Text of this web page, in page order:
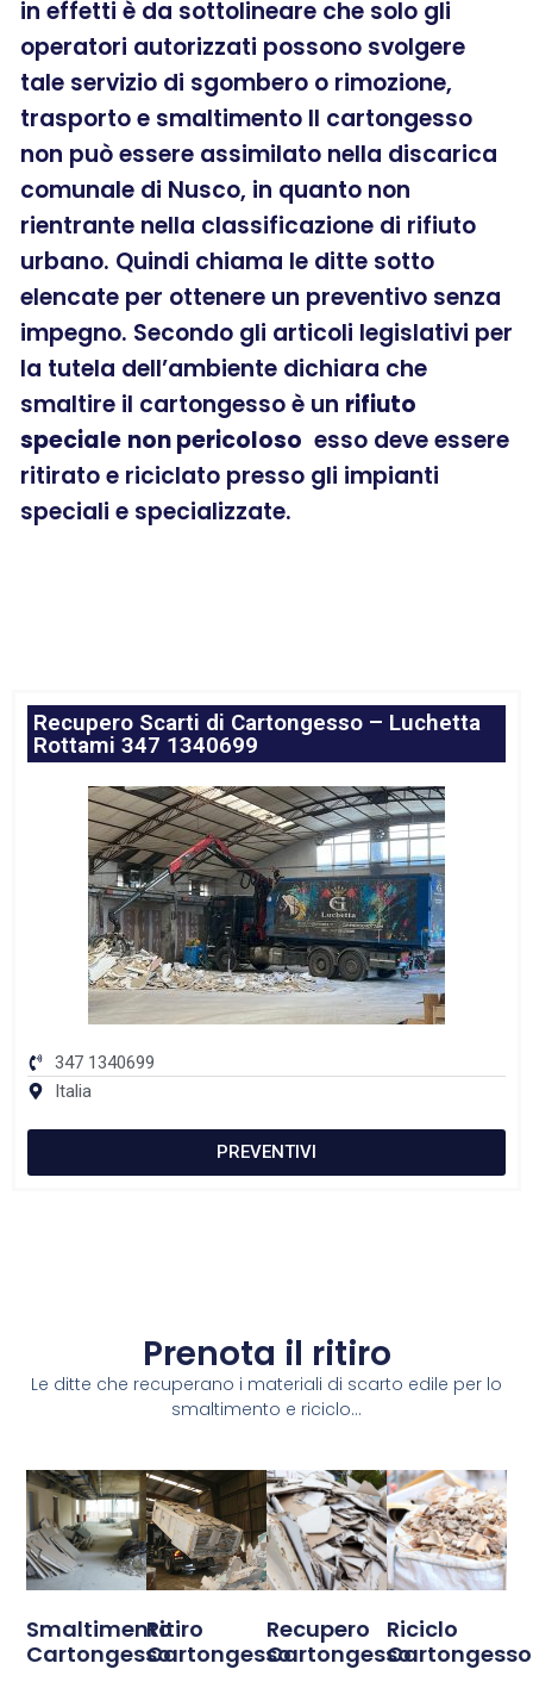
in effetti è da sottolineare che solo gli
operatori autorizzati possono svolgere
tale servizio di sgombero o rimozione,
trasporto e smaltimento Il cartongesso
non può essere assimilato nella discarica
comunale di Nusco, in quanto non
rientrante nella classificazione di rifiuto
urbano. Quindi chiama le ditte sotto
elencate per ottenere un preventivo senza
impegno. Secondo gli articoli legislativi per
la tutela dell’ambiente dichiara che
smaltire il cartongesso è un rifiuto
speciale non pericoloso esso deve essere
ritirato e riciclato presso gli impianti
speciali e specializzate.
Recupero Scarti di Cartongesso – Luchetta
Rottami 347 1340699
347 1340699
Italia
PREVENTIVI
Prenota il ritiro
Le ditte che recuperano i materiali di scarto edile per lo
smaltimento e riciclo...
Smaltimento
Cartongesso
Ritiro
Cartongesso
Recupero
Cartongesso
Riciclo
Cartongesso